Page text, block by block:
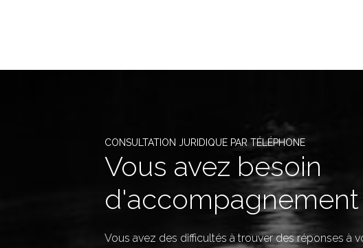
CONSULTATION JURIDIQUE PAR TÉLÉPHONE
Vous avez besoin
d'accompagnement
Vous avez des difficultés à trouver des réponses à